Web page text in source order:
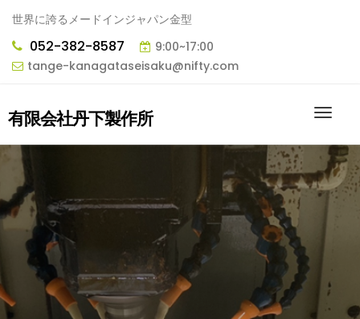
世界に誇るメードインジャパン金型
052-382-8587
9:00~17:00
tange-kanagataseisaku@nifty.com
有限会社丹下製作所